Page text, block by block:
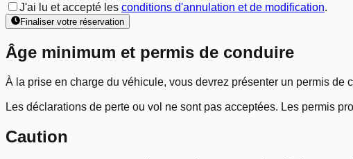
J'ai lu et accepté les conditions d'annulation et de modification.
Finaliser votre réservation
Âge minimum et permis de conduire
À la prise en charge du véhicule, vous devrez présenter un permis de
Les déclarations de perte ou vol ne sont pas acceptées. Les permis
Caution